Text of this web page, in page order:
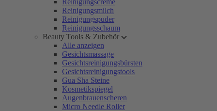
Reinigungscreme
Reinigungsmilch
Reinigungspuder
Reinigungsschaum
Beauty Tools & Zubehör
Alle anzeigen
Gesichtsmassage
Gesichtsreinigungsbürsten
Gesichtsreinigungstools
Gua Sha Steine
Kosmetikspiegel
Augenbrauenscheren
Micro Needle Roller